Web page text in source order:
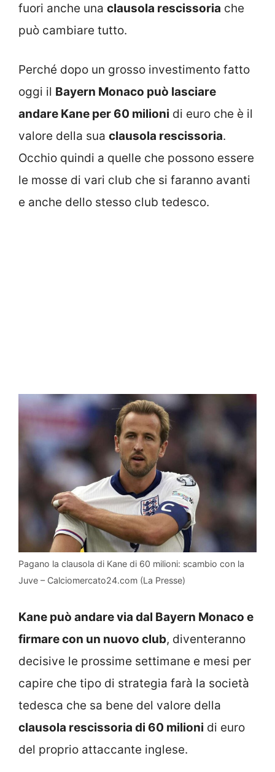
fuori anche una clausola rescissoria che
può cambiare tutto.
Perché dopo un grosso investimento fatto
oggi il Bayern Monaco può lasciare
andare Kane per 60 milioni di euro che è il
valore della sua clausola rescissoria.
Occhio quindi a quelle che possono essere
le mosse di vari club che si faranno avanti
e anche dello stesso club tedesco.
Pagano la clausola di Kane di 60 milioni: scambio con la
Juve – Calciomercato24.com (La Presse)
Kane può andare via dal Bayern Monaco e
firmare con un nuovo club, diventeranno
decisive le prossime settimane e mesi per
capire che tipo di strategia farà la società
tedesca che sa bene del valore della
clausola rescissoria di 60 milioni di euro
del proprio attaccante inglese.